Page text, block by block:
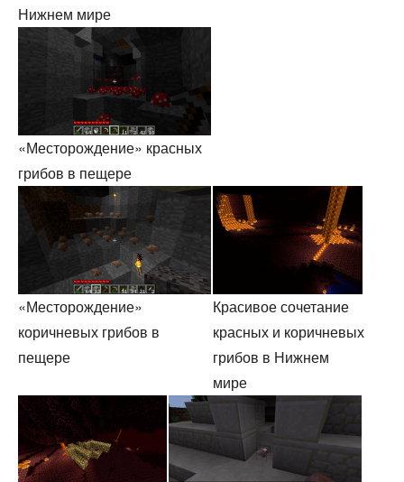
Нижнем мире
«Месторождение» красных
грибов в пещере
«Месторождение»
коричневых грибов в
пещере
Красивое сочетание
красных и коричневых
грибов в Нижнем
мире